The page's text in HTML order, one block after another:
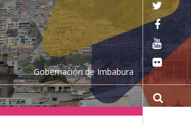
Gobernación de Imbabura